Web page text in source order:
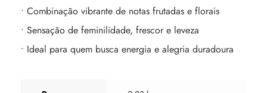
• Combinação vibrante de notas frutadas e florais
• Sensação de feminilidade, frescor e leveza
• Ideal para quem busca energia e alegria duradoura